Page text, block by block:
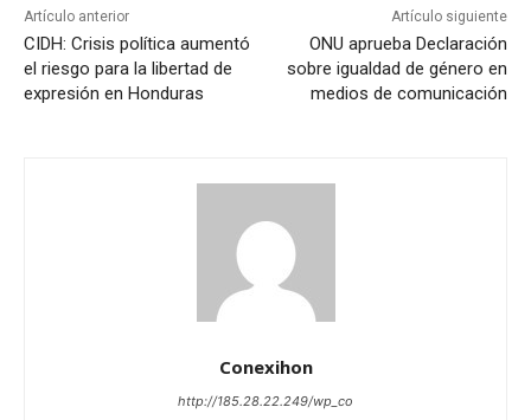
Artículo anterior
CIDH: Crisis política aumentó
el riesgo para la libertad de
expresión en Honduras
Artículo siguiente
ONU aprueba Declaración
sobre igualdad de género en
medios de comunicación
Conexihon
http://185.28.22.249/wp_co